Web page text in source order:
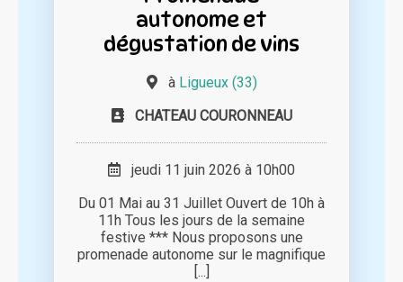
autonome et
dégustation de vins
à Ligueux (33)
CHATEAU COURONNEAU
jeudi 11 juin 2026 à 10h00
Du 01 Mai au 31 Juillet Ouvert de 10h à
11h Tous les jours de la semaine
festive *** Nous proposons une
promenade autonome sur le magnifique
[...]